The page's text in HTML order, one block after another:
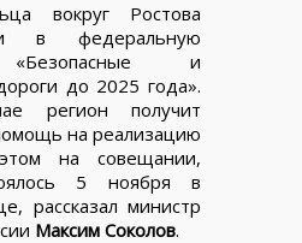
вокруг Ростова
в федеральную
«Безопасные и
до 2025 года».
регион получит
на реализацию
на совещании,
5 ноября в
рассказал министр
Максим Соколов.